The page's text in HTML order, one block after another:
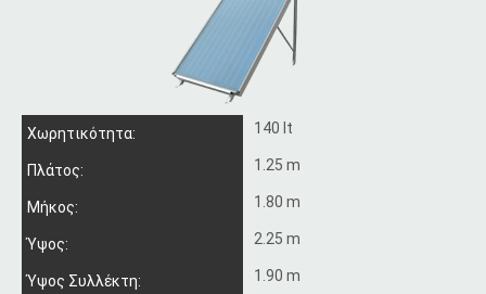
Χωρητικότητα: 140 lt
Πλάτος: 1.25 m
Μήκος: 1.80 m
Ύψος: 2.25 m
Ύψος Συλλέκτη: 1.90 m